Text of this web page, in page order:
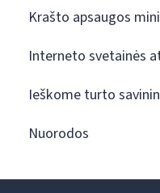
Krašto apsaugos
Interneto svetainės
Ieškome turto
Nuorodos